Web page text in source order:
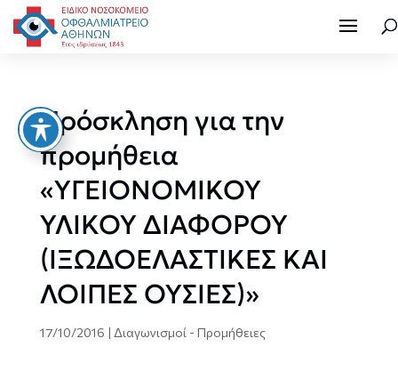
Πρόσκληση για την
προμήθεια
«ΥΓΕΙΟΝΟΜΙΚΟΥ
ΥΛΙΚΟΥ ΔΙΑΦΟΡΟΥ
(ΙΞΩΔΟΕΛΑΣΤΙΚΕΣ ΚΑΙ
ΛΟΙΠΕΣ ΟΥΣΙΕΣ)»
17/10/2016 | Διαγωνισμοί - Προμήθειες